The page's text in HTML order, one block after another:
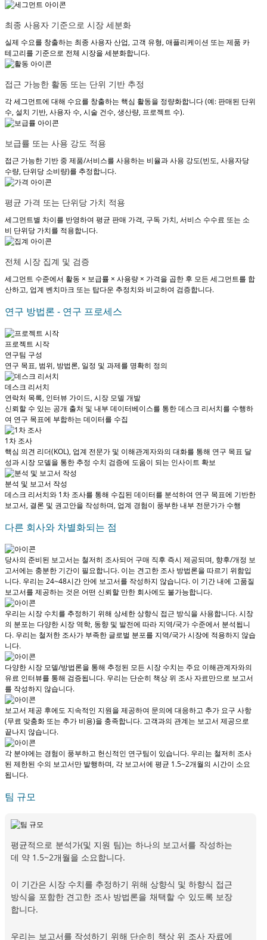
최종 사용자 기준으로 시장 세분화
실제 수요를 창출하는 최종 사용자 산업, 고객 유형, 애플리케이션 또는 제품 카
테고리를 기준으로 전체 시장을 세분화합니다.
접근 가능한 활동 또는 단위 기반 추정
각 세그먼트에 대해 수요를 창출하는 핵심 활동을 정량화합니다 (예: 판매된 단위
수, 설치 기반, 사용자 수, 시술 건수, 생산량, 프로젝트 수).
보급률 또는 사용 강도 적용
접근 가능한 기반 중 제품/서비스를 사용하는 비율과 사용 강도(빈도, 사용자당
수량, 단위당 소비량)를 추정합니다.
평균 가격 또는 단위당 가치 적용
세그먼트별 차이를 반영하여 평균 판매 가격, 구독 가치, 서비스 수수료 또는 소
비 단위당 가치를 적용합니다.
전체 시장 집계 및 검증
세그먼트 수준에서 활동 × 보급률 × 사용량 × 가격을 곱한 후 모든 세그먼트를 합
산하고, 업계 벤치마크 또는 탑다운 추정치와 비교하여 검증합니다.
연구 방법론 - 연구 프로세스
프로젝트 시작
연구팀 구성
연구 목표, 범위, 방법론, 일정 및 과제를 명확히 정의
데스크 리서치
연락처 목록, 인터뷰 가이드, 시장 모델 개발
신뢰할 수 있는 공개 출처 및 내부 데이터베이스를 통한 데스크 리서치를 수행하
여 연구 목표에 부합하는 데이터를 수집
1차 조사
핵심 의견 리더(KOL), 업계 전문가 및 이해관계자와의 대화를 통해 연구 목표 달
성과 시장 모델을 통한 추정 수치 검증에 도움이 되는 인사이트 확보
분석 및 보고서 작성
데스크 리서치와 1차 조사를 통해 수집된 데이터를 분석하여 연구 목표에 기반한
보고서, 결론 및 권고안을 작성하며, 업계 경험이 풍부한 내부 전문가가 수행
다른 회사와 차별화되는 점
당사의 준비된 보고서는 철저히 조사되어 구매 직후 즉시 제공되며, 향후/개정 보
고서에는 충분한 기간이 필요합니다. 이는 견고한 조사 방법론을 따르기 위함입
니다. 우리는 24~48시간 안에 보고서를 작성하지 않습니다. 이 기간 내에 고품질
보고서를 제공하는 것은 어떤 신뢰할 만한 회사에도 불가능합니다.
우리는 시장 수치를 추정하기 위해 상세한 상향식 접근 방식을 사용합니다. 시장
의 분포는 다양한 시장 역학, 동향 및 발전에 따라 지역/국가 수준에서 분석됩니
다. 우리는 철저한 조사가 부족한 글로벌 분포를 지역/국가 시장에 적용하지 않습
니다.
다양한 시장 모델/방법론을 통해 추정된 모든 시장 수치는 주요 이해관계자와의
유료 인터뷰를 통해 검증됩니다. 우리는 단순히 책상 위 조사 자료만으로 보고서
를 작성하지 않습니다.
보고서 제공 후에도 지속적인 지원을 제공하여 문의에 대응하고 추가 요구 사항
(무료 맞춤화 또는 추가 비용)을 충족합니다. 고객과의 관계는 보고서 제공으로
끝나지 않습니다.
각 분야에는 경험이 풍부하고 헌신적인 연구팀이 있습니다. 우리는 철저히 조사
된 제한된 수의 보고서만 발행하며, 각 보고서에 평균 1.5~2개월의 시간이 소요
됩니다.
팀 규모
평균적으로 분석가(및 지원 팀)는 하나의 보고서를 작성하는
데 약 1.5~2개월을 소요합니다.
이 기간은 시장 수치를 추정하기 위해 상향식 및 하향식 접근
방식을 포함한 견고한 조사 방법론을 채택할 수 있도록 보장
합니다.
우리는 보고서를 작성하기 위해 단순히 책상 위 조사 자료에